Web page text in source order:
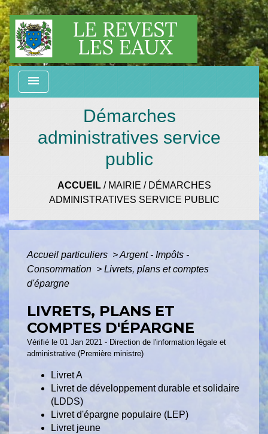
menu
Démarches
administratives service
public
ACCUEIL/ MAIRIE / DÉMARCHES
ADMINISTRATIVES SERVICE PUBLIC
Accueil particuliers >Argent - Impôts -
Consommation > Livrets, plans et comptes
d'épargne
LIVRETS, PLANS ET
COMPTES D'ÉPARGNE
Vérifié le 01 Jan 2021 - Direction de l'information légale et
administrative (Première ministre)
Livret A
Livret de développement durable et solidaire
(LDDS)
Livret d'épargne populaire (LEP)
Livret jeune